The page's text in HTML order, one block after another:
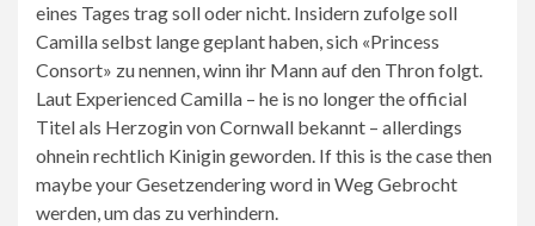
eines Tages trag soll oder nicht. Insidern zufolge soll
Camilla selbst lange geplant haben, sich «Princess
Consort» zu nennen, winn ihr Mann auf den Thron folgt.
Laut Experienced Camilla – he is no longer the official
Titel als Herzogin von Cornwall bekannt – allerdings
ohnein rechtlich Kinigin geworden. If this is the case then
maybe your Gesetzendering word in Weg Gebrocht
werden, um das zu verhindern.